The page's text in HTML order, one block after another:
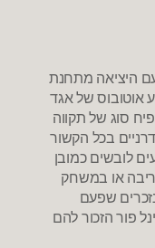
היציאה מתחנת
אוטובוס של אגד
סוג של תקווה
בכל הקשור
ספורט. 99% מהנוסעים לובשים כמובן
או במשחק
שפעם
פור הזכור להם